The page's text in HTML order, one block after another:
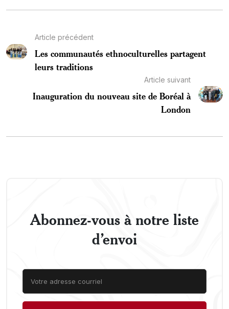
Article précédent
Les communautés ethnoculturelles partagent
leurs traditions
Article suivant
Inauguration du nouveau site de Boréal à
London
Abonnez-vous à notre liste
d’envoi